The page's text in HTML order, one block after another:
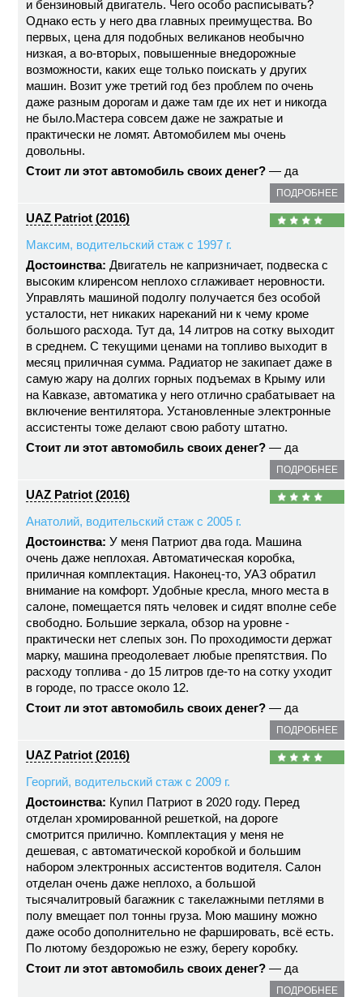
и бензиновый двигатель. Чего особо расписывать?
Однако есть у него два главных преимущества. Во
первых, цена для подобных великанов необычно
низкая, а во-вторых, повышенные внедорожные
возможности, каких еще только поискать у других
машин. Возит уже третий год без проблем по очень
даже разным дорогам и даже там где их нет и никогда
не было.Мастера совсем даже не зажратые и
практически не ломят. Автомобилем мы очень
довольны.
Стоит ли этот автомобиль своих денег? — да
ПОДРОБНЕЕ
UAZ Patriot (2016)
Максим, водительский стаж с 1997 г.
Достоинства: Двигатель не капризничает, подвеска с
высоким клиренсом неплохо сглаживает неровности.
Управлять машиной подолгу получается без особой
усталости, нет никаких нареканий ни к чему кроме
большого расхода. Тут да, 14 литров на сотку выходит
в среднем. С текущими ценами на топливо выходит в
месяц приличная сумма. Радиатор не закипает даже в
самую жару на долгих горных подъемах в Крыму или
на Кавказе, автоматика у него отлично срабатывает на
включение вентилятора. Установленные электронные
ассистенты тоже делают свою работу штатно.
Стоит ли этот автомобиль своих денег? — да
ПОДРОБНЕЕ
UAZ Patriot (2016)
Анатолий, водительский стаж с 2005 г.
Достоинства: У меня Патриот два года. Машина
очень даже неплохая. Автоматическая коробка,
приличная комплектация. Наконец-то, УАЗ обратил
внимание на комфорт. Удобные кресла, много места в
салоне, помещается пять человек и сидят вполне себе
свободно. Большие зеркала, обзор на уровне -
практически нет слепых зон. По проходимости держат
марку, машина преодолевает любые препятствия. По
расходу топлива - до 15 литров где-то на сотку уходит
в городе, по трассе около 12.
Стоит ли этот автомобиль своих денег? — да
ПОДРОБНЕЕ
UAZ Patriot (2016)
Георгий, водительский стаж с 2009 г.
Достоинства: Купил Патриот в 2020 году. Перед
отделан хромированной решеткой, на дороге
смотрится прилично. Комплектация у меня не
дешевая, с автоматической коробкой и большим
набором электронных ассистентов водителя. Салон
отделан очень даже неплохо, а большой
тысячалитровый багажник с такелажными петлями в
полу вмещает пол тонны груза. Мою машину можно
даже особо дополнительно не фаршировать, всё есть.
По лютому бездорожью не езжу, берегу коробку.
Стоит ли этот автомобиль своих денег? — да
ПОДРОБНЕЕ